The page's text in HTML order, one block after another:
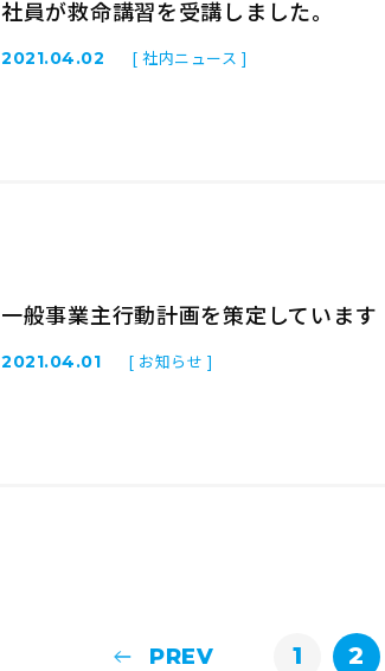
社員が救命講習を受講しました。
2021.04.02 [ 社内ニュース ]
一般事業主行動計画を策定しています
2021.04.01 [ お知らせ ]
1 2